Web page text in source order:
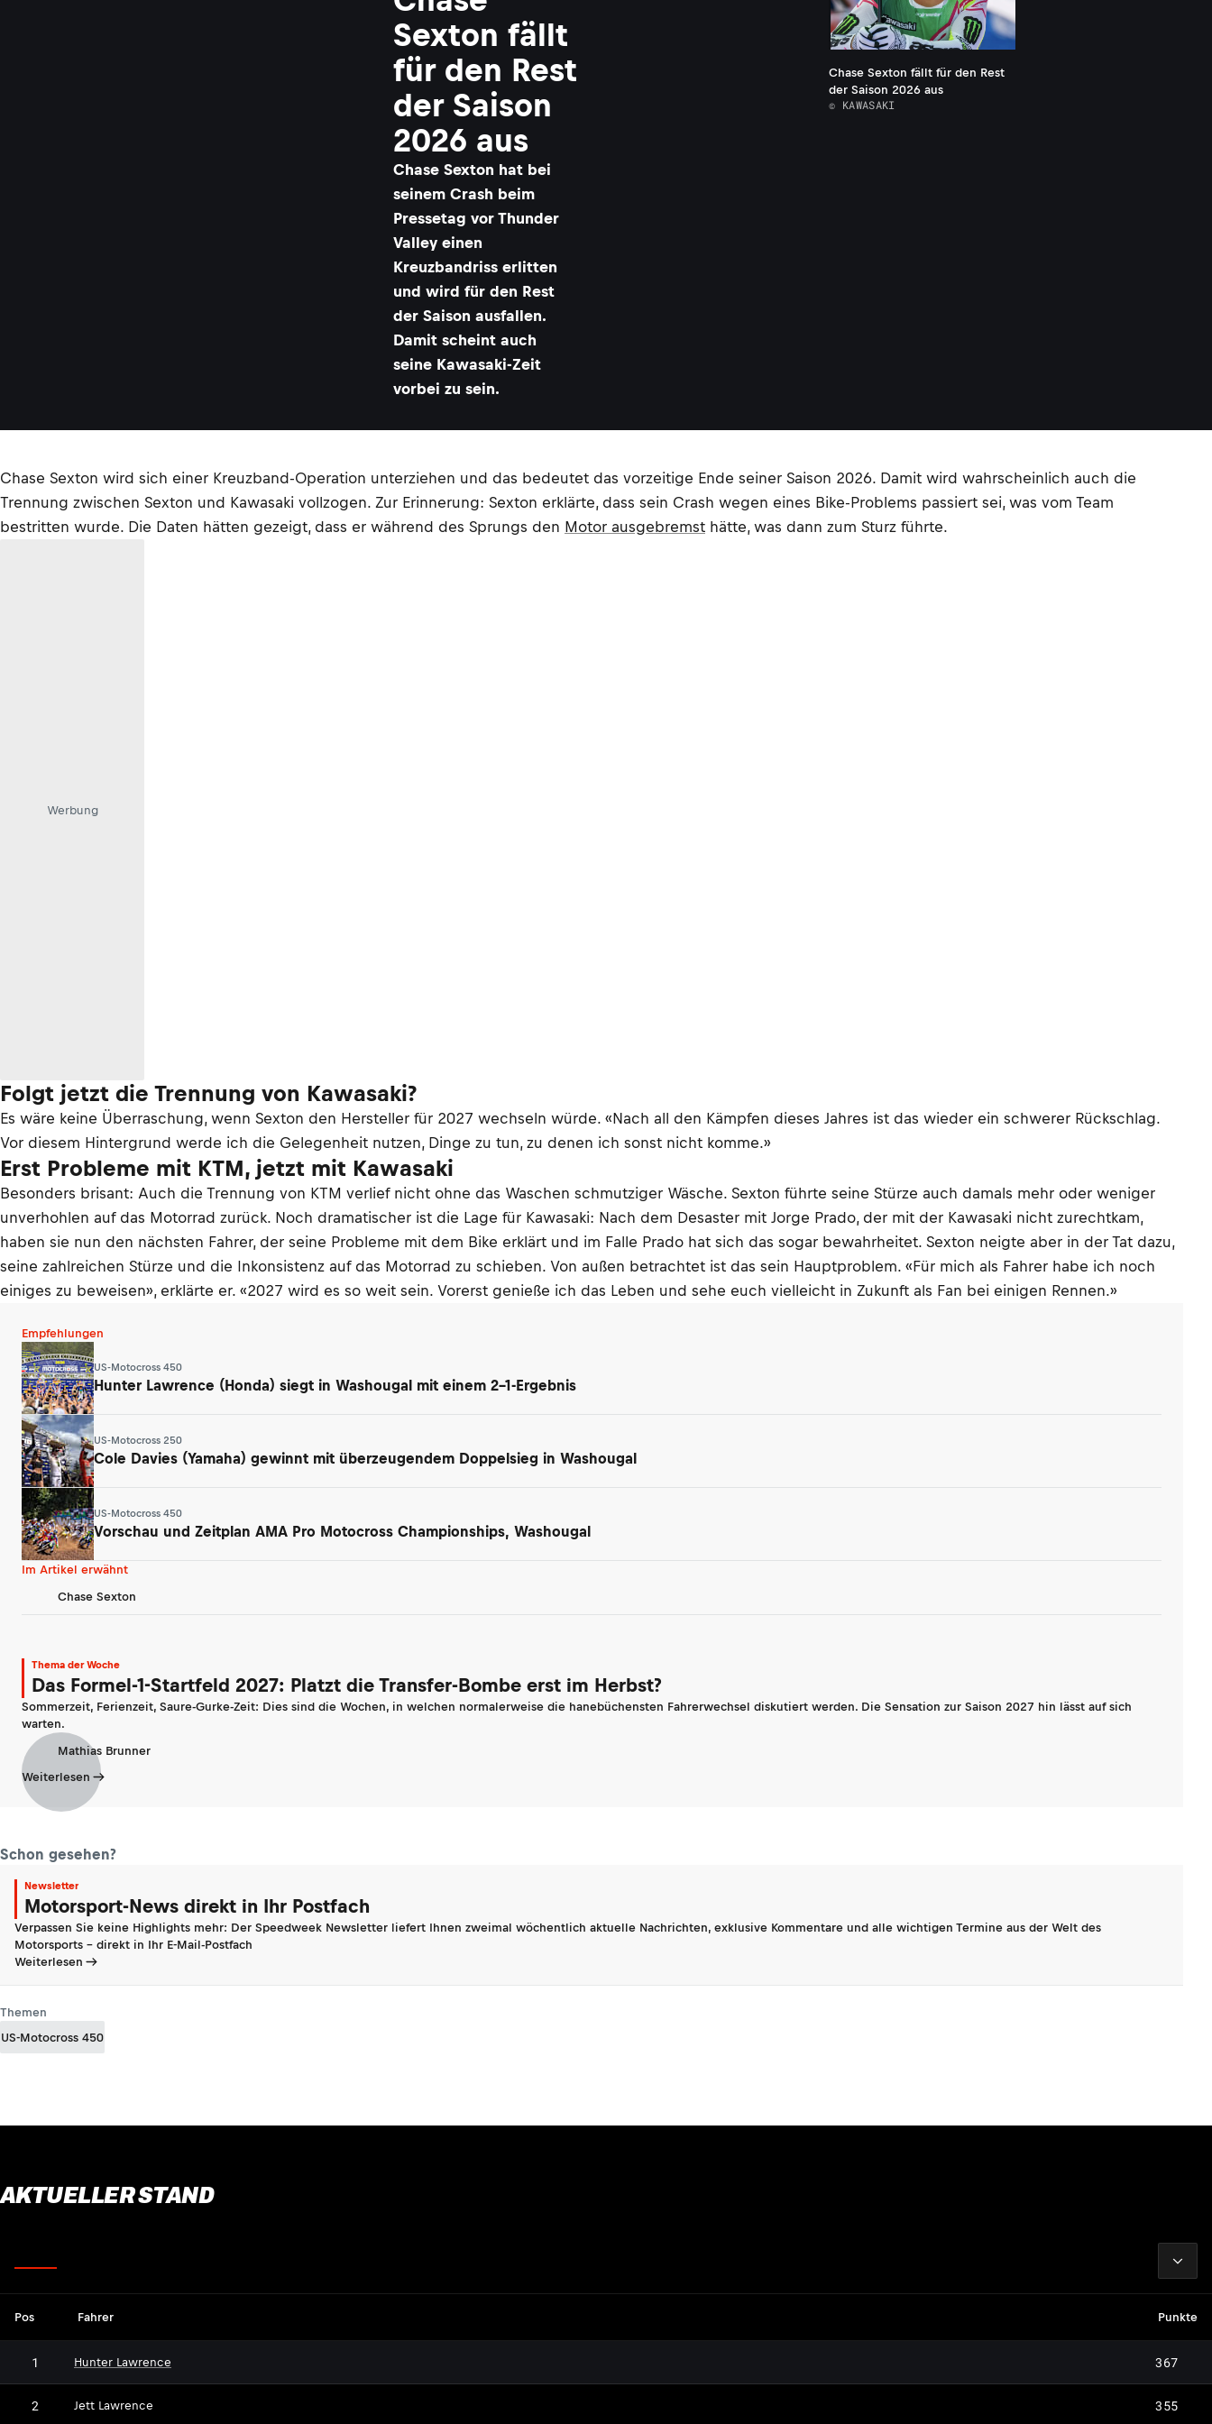
Sexton fällt
für den Rest
der Saison
2026 aus
Chase Sexton hat bei
seinem Crash beim
Pressetag vor Thunder
Valley einen
Kreuzbandriss erlitten
und wird für den Rest
der Saison ausfallen.
Damit scheint auch
seine Kawasaki-Zeit
vorbei zu sein.
Chase Sexton fällt für den Rest
der Saison 2026 aus
© KAWASAKI
Chase Sexton wird sich einer Kreuzband-Operation unterziehen und das bedeutet das vorzeitige Ende seiner Saison 2026. Damit wird wahrscheinlich auch die
Trennung zwischen Sexton und Kawasaki vollzogen. Zur Erinnerung: Sexton erklärte, dass sein Crash wegen eines Bike-Problems passiert sei, was vom Team
bestritten wurde. Die Daten hätten gezeigt, dass er während des Sprungs den Motor ausgebremst hätte, was dann zum Sturz führte.
Werbung
Folgt jetzt die Trennung von Kawasaki?
Es wäre keine Überraschung, wenn Sexton den Hersteller für 2027 wechseln würde. «Nach all den Kämpfen dieses Jahres ist das wieder ein schwerer Rückschlag.
Vor diesem Hintergrund werde ich die Gelegenheit nutzen, Dinge zu tun, zu denen ich sonst nicht komme.»
Erst Probleme mit KTM, jetzt mit Kawasaki
Besonders brisant: Auch die Trennung von KTM verlief nicht ohne das Waschen schmutziger Wäsche. Sexton führte seine Stürze auch damals mehr oder weniger
unverhohlen auf das Motorrad zurück. Noch dramatischer ist die Lage für Kawasaki: Nach dem Desaster mit Jorge Prado, der mit der Kawasaki nicht zurechtkam,
haben sie nun den nächsten Fahrer, der seine Probleme mit dem Bike erklärt und im Falle Prado hat sich das sogar bewahrheitet. Sexton neigte aber in der Tat dazu,
seine zahlreichen Stürze und die Inkonsistenz auf das Motorrad zu schieben. Von außen betrachtet ist das sein Hauptproblem. «Für mich als Fahrer habe ich noch
einiges zu beweisen», erklärte er. «2027 wird es so weit sein. Vorerst genieße ich das Leben und sehe euch vielleicht in Zukunft als Fan bei einigen Rennen.»
Empfehlungen
US-Motocross 450
Hunter Lawrence (Honda) siegt in Washougal mit einem 2-1-Ergebnis
US-Motocross 250
Cole Davies (Yamaha) gewinnt mit überzeugendem Doppelsieg in Washougal
US-Motocross 450
Vorschau und Zeitplan AMA Pro Motocross Championships, Washougal
Im Artikel erwähnt
Chase Sexton
Thema der Woche
Das Formel-1-Startfeld 2027: Platzt die Transfer-Bombe erst im Herbst?
Sommerzeit, Ferienzeit, Saure-Gurke-Zeit: Dies sind die Wochen, in welchen normalerweise die hanebüchensten Fahrerwechsel diskutiert werden. Die Sensation zur Saison 2027 hin lässt auf sich
warten.
Mathias Brunner
Weiterlesen
Schon gesehen?
Newsletter
Motorsport-News direkt in Ihr Postfach
Verpassen Sie keine Highlights mehr: Der Speedweek Newsletter liefert Ihnen zweimal wöchentlich aktuelle Nachrichten, exklusive Kommentare und alle wichtigen Termine aus der Welt des
Motorsports - direkt in Ihr E-Mail-Postfach
Weiterlesen
Themen
US-Motocross 450
AKTUELLER STAND
Pos Fahrer Punkte
1 Hunter Lawrence 367
2 Jett Lawrence 355